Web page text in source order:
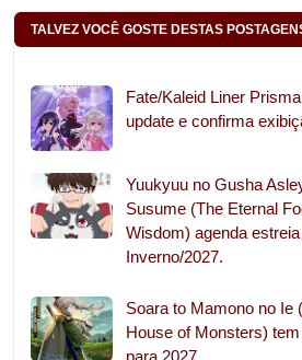
TALVEZ VOCÊ GOSTE DESTAS
Fate/Kaleid Liner
update e confirma
Yuukyuu no Gusha
Susume (The Eternal
Wisdom) agenda
Inverno/2027.
Soara to Mamono no Ie
House of Monsters)